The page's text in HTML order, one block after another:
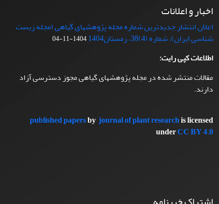
اخبار و اعلانات
اعلان انتشار جدیدترین شماره مجله پژوهشهای گیاهی (مجله زیست
شناسی ایران)، شماره (4)38، زمستان1404
1404-11-04
اطلاعات کپی رایت:
مقالات منتشر شده در مجله پژوهشهای گیاهی مجوز دسترسی آزاد
دارند.
published papersbyjournal of plant researchis licensed
underCC BY 4.0